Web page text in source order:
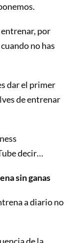
por
no has
dar el primer
de entrenar
decir…
sin ganas
a diario no
de la